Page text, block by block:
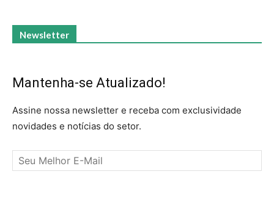
Newsletter
Mantenha-se Atualizado!
Assine nossa newsletter e receba com exclusividade
novidades e notícias do setor.